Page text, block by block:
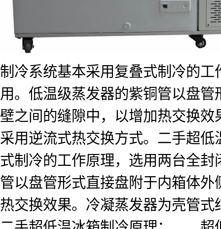
制冷系统基本采用复叠式制冷的
用。低温级蒸发器的紫铜管以盘
壁之间的缝隙中，以增加热交换
采用逆流式热交换方式。二手超
式制冷的工作原理，选用两台全
管以盘管形式直接盘附于内箱体
热交换效果。冷凝蒸发器为壳管